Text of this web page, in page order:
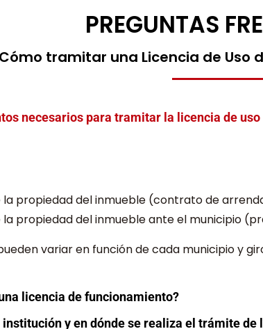
PREGUNTAS
tramitar una Licencia de Uso
necesarios para tramitar la licencia de uso
propiedad del inmueble (contrato de
propiedad del inmueble ante el municipio
variar en función de cada municipio y
licencia de funcionamiento?
y en dónde se realiza el trámite de